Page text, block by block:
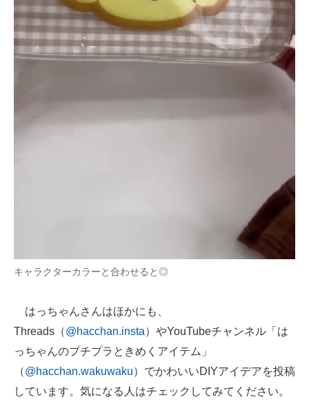
キャラクターカラーと合わせると◎
はっちゃんさんはほかにも、
Threads（@hacchan.insta）やYouTubeチャンネル「は
っちゃんのプチプラときめくアイテム」
（@hacchan.wakuwaku）でかわいいDIYアイデアを投稿
しています。気になる人はチェックしてみてください。